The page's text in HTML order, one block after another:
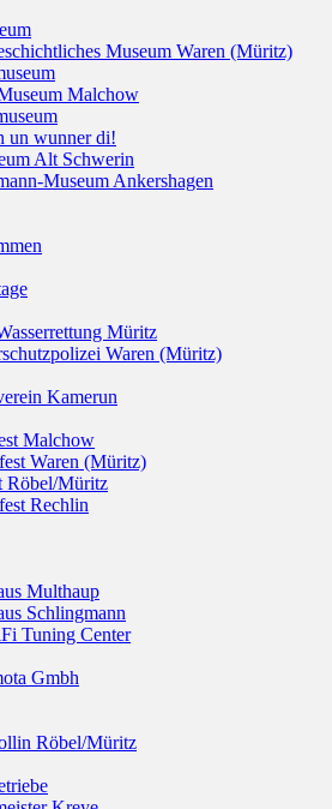
Museum Waren (Müritz)
Malchow
un wunner di!
Alt Schwerin
Museum Ankershagen
Müritz
Waren (Müritz)
Kamerun
Malchow
Waren (Müritz)
Röbel/Müritz
Rechlin
Multhaup
Schlingmann
Tuning Center
Gmbh
Röbel/Müritz